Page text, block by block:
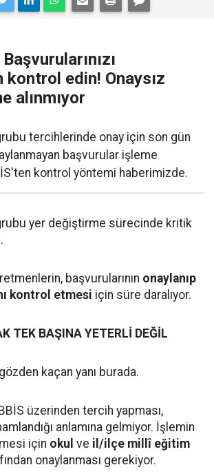
kontrol edin! Onaysız
alınmıyor
tercihlerinde onay için son gün
başvurular işleme
kontrol yöntemi haberimizde.
yer değiştirme sürecinde kritik
başvurularının onaylanıp
kontrol etmesi için süre daralıyor.
TEK BAŞINA YETERLİ DEĞİL
kaçan yanı burada.
üzerinden tercih yapması,
anlamına gelmiyor. İşlemin
için okul ve il/ilçe millî eğitim
onaylanması gerekiyor.